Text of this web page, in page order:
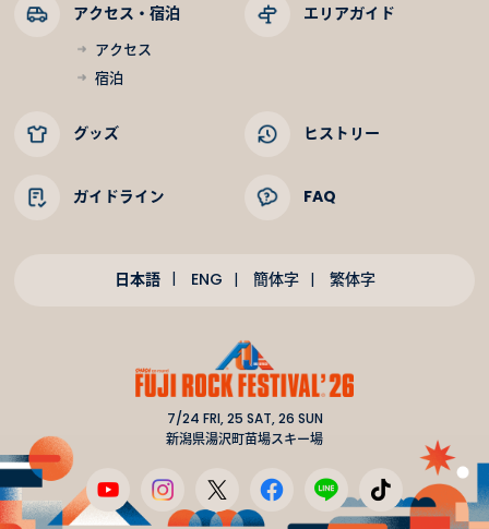
アクセス・宿泊
アクセス
宿泊
エリアガイド
グッズ ヒストリー
ガイドライン FAQ
日本語 ENG 簡体字 繁体字
7/24 FRI, 25 SAT, 26 SUN
新潟県湯沢町苗場スキー場